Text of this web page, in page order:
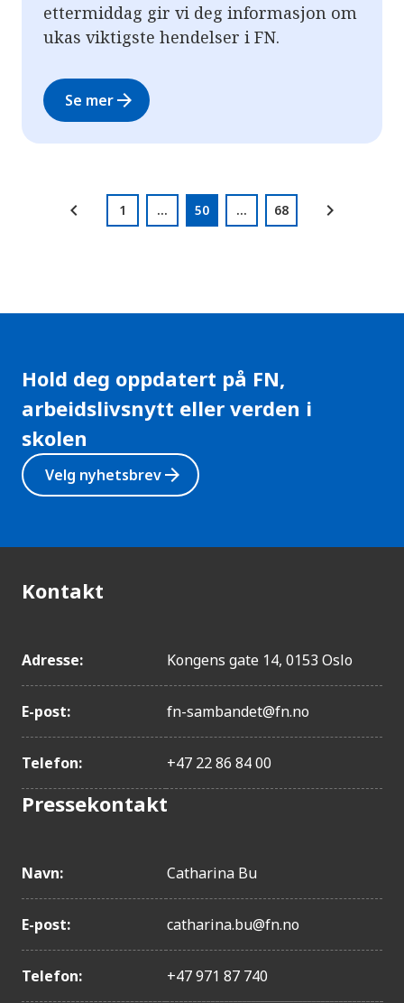
t
ettermiddag gir vi deg informasjon om
ukas viktigste hendelser i FN.
Se merarrow_forward
chevron_left
side Page
1 side
... side
50 side
... side
68 side
chevron_right
Hold deg oppdatert på FN,
arbeidslivsnytt eller verden i
skolen
Velg nyhetsbrevarrow_forward
Kontakt
Adresse: Kongens gate 14, 0153 Oslo
E-post: fn-sambandet@fn.no
Telefon: +47 22 86 84 00
Pressekontakt
Navn: Catharina Bu
E-post: catharina.bu@fn.no
Telefon: +47 971 87 740